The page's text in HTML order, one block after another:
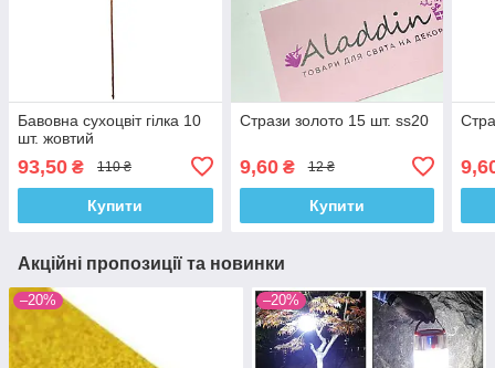
Бавовна сухоцвіт гілка 10
шт. жовтий
93,50 ₴ 110 ₴
Купити
Стрази золото 15 шт. ss20
9,60₴ 12 ₴
Купити
Акційні пропозиції та новинки
–20% –20%